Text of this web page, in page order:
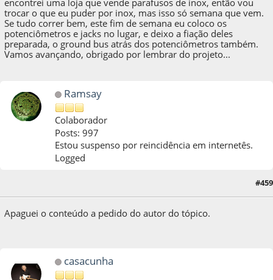
trocar o que eu puder por inox, mas isso só semana que vem.
Se tudo correr bem, este fim de semana eu coloco os
potenciômetros e jacks no lugar, e deixo a fiação deles
preparada, o ground bus atrás dos potenciômetros também.
Vamos avançando, obrigado por lembrar do projeto...
Ramsay
Colaborador
Posts: 997
Estou suspenso por reincidência em internetês.
Logged
: 21 de October de 2018, as 19:44:41#459
Apaguei o conteúdo a pedido do autor do tópico.
casacunha